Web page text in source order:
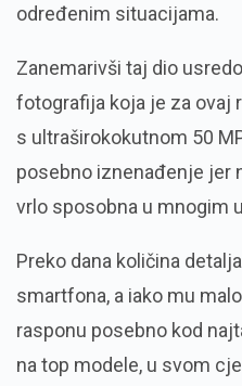
određenim situacijama.
Zanemarivši taj dio
fotografija koja je za ovaj
s ultraširokokutnom 50
posebno iznenađenje jer
vrlo sposobna u mnogim
Preko dana količina
smartfona, a iako mu
rasponu posebno kod
na top modele, u svom